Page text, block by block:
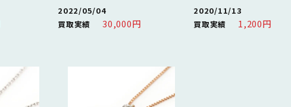
2022/05/04
買取実績
30,000円
2020/11/13
買取実績
1,200円